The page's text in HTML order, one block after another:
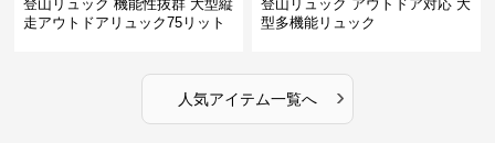
登山リュック 機能性抜群 大型縦
走アウトドアリュック75リット
登山リュック アウトドア対応 大
型多機能リュック
人気アイテム一覧へ ›